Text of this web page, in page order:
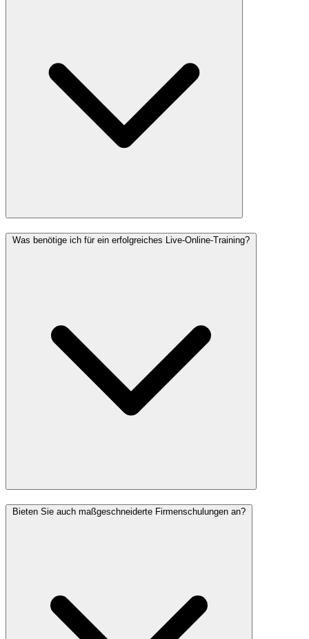
Was benötige ich für ein erfolgreiches Live-Online-Training?
Bieten Sie auch maßgeschneiderte Firmenschulungen an?